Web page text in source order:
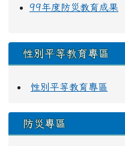
99年度防災教育成果
性別平等教育專區
性別平等教育專區
防災專區